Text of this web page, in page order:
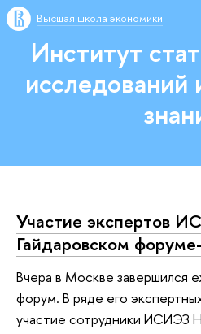
Высшая школа экономики
Институт
исследований
Участие экспертов
Гайдаровском
Вчера в Москве завершился
форум. В ряде его
участие сотрудники ИСИЭЗ